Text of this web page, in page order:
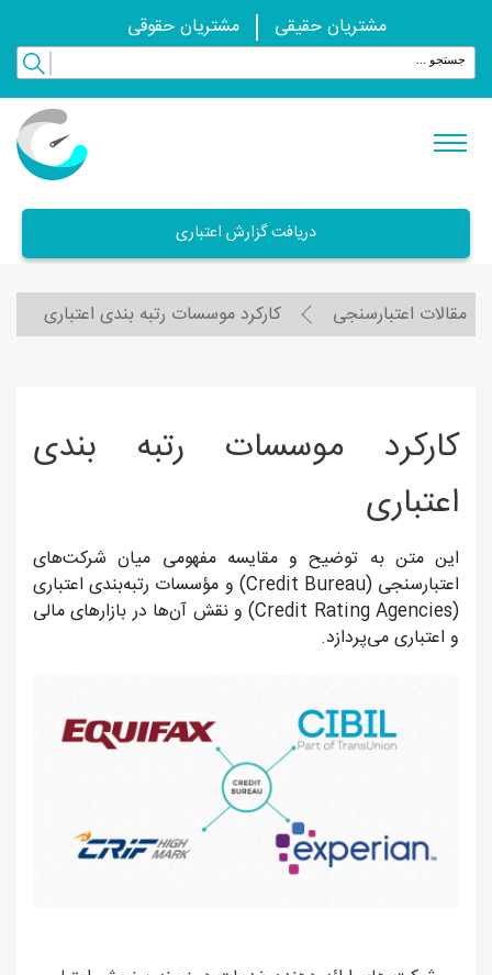
مشتریان حقیقی مشتریان حقوقی
دریافت گزارش اعتباری
مقالات اعتبارسنجی کارکرد موسسات رتبه بندی اعتباری
کارکرد موسسات رتبه بندی
اعتباری
این متن به توضیح و مقایسه مفهومی میان شرکت‌های
اعتبارسنجی (Credit Bureau) و مؤسسات رتبه‌بندی اعتباری
(Credit Rating Agencies) و نقش آن‌ها در بازارهای مالی
و اعتباری می‌پردازد.